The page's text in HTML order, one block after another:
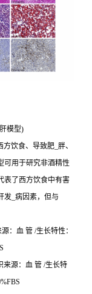
模型)
饮食、导致肥_胖、
可用于研究非酒精性
表了西方饮食中有害
发_病因素，但与
：血 管 /生长特性：
来源：血 管 /生长特